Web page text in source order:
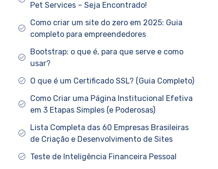
Pet Services – Seja Encontrado!
Como criar um site do zero em 2025: Guia
completo para empreendedores
Bootstrap: o que é, para que serve e como
usar?
O que é um Certificado SSL? (Guia Completo)
Como Criar uma Página Institucional Efetiva
em 3 Etapas Simples (e Poderosas)
Lista Completa das 60 Empresas Brasileiras
de Criação e Desenvolvimento de Sites
Teste de Inteligência Financeira Pessoal